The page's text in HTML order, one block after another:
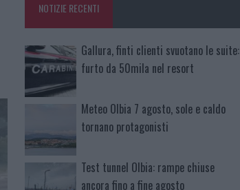
NOTIZIE RECENTI
Gallura, finti clienti svuotano le suite:
furto da 50mila nel resort
Meteo Olbia 7 agosto, sole e caldo
tornano protagonisti
Test tunnel Olbia: rampe chiuse
ancora fino a fine agosto